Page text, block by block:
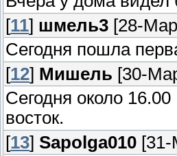
[11] шмель3 [28-
Сегодня пошла
[12] Мишель [30-
Сегодня около
восток.
[13] Sapolga010